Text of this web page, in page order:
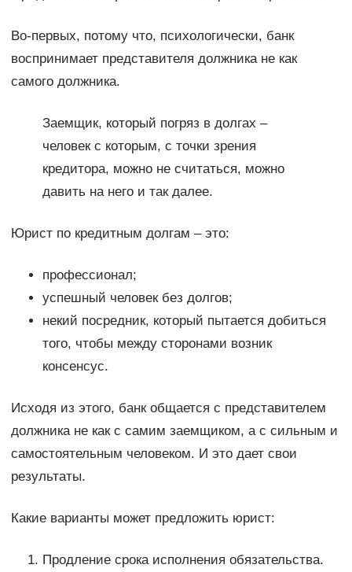
Во-первых, потому что, психологически, банк
воспринимает представителя должника не как
самого должника.
Заемщик, который погряз в долгах –
человек с которым, с точки зрения
кредитора, можно не считаться, можно
давить на него и так далее.
Юрист по кредитным долгам – это:
профессионал;
успешный человек без долгов;
некий посредник, который пытается добиться
того, чтобы между сторонами возник
консенсус.
Исходя из этого, банк общается с представителем
должника не как с самим заемщиком, а с сильным и
самостоятельным человеком. И это дает свои
результаты.
Какие варианты может предложить юрист:
Продление срока исполнения обязательства.